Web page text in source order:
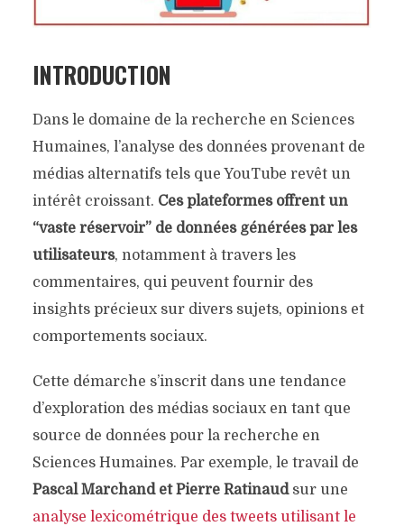
INTRODUCTION
Dans le domaine de la recherche en Sciences
Humaines, l’analyse des données provenant de
médias alternatifs tels que YouTube revêt un
intérêt croissant. Ces plateformes offrent un
“vaste réservoir” de données générées par les
utilisateurs, notamment à travers les
commentaires, qui peuvent fournir des
insights précieux sur divers sujets, opinions et
comportements sociaux.
Cette démarche s’inscrit dans une tendance
d’exploration des médias sociaux en tant que
source de données pour la recherche en
Sciences Humaines. Par exemple, le travail de
Pascal Marchand et Pierre Ratinaudsur une
analyse lexicométrique des tweets utilisant le